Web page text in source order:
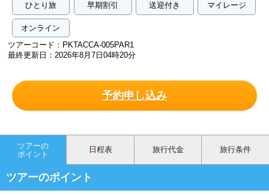
ひとり旅 早期割引 送迎付き マイレージ
オンライン
ツアーコード：PKTACCA-005PAR1
最終更新日：2026年8月7日04時20分
予約申し込み
ツアーの
ポイント
日程表 旅行代金 旅行条件
ツアーのポイント